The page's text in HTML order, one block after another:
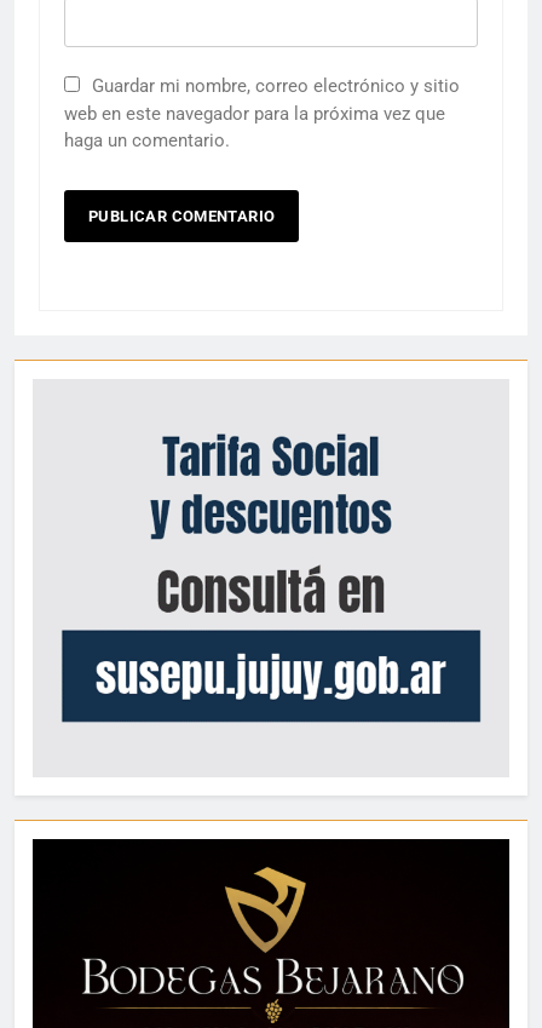
Guardar mi nombre, correo electrónico y sitio
web en este navegador para la próxima vez que
haga un comentario.